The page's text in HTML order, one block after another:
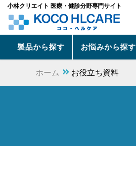
小林クリエイト 医療・健診分野専門サイト
製品から探す お悩みから探す
ホーム お役立ち資料